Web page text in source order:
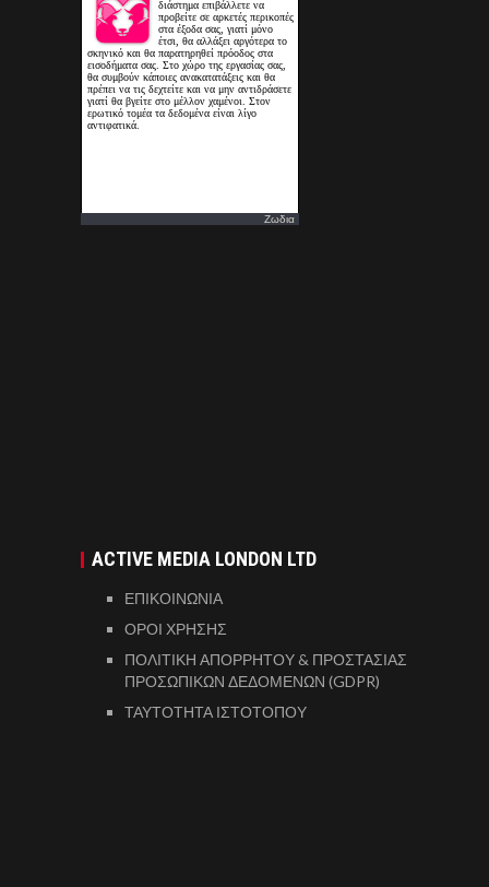
Ζωδια
ACTIVE MEDIA LONDON LTD
ΕΠΙΚΟΙΝΩΝΙΑ
ΟΡΟΙ ΧΡΗΣΗΣ
ΠΟΛΙΤΙΚΗ ΑΠΟΡΡΗΤΟΥ & ΠΡΟΣΤΑΣΙΑΣ
ΠΡΟΣΩΠΙΚΩΝ ΔΕΔΟΜΕΝΩΝ (GDPR)
ΤΑΥΤΟΤΗΤΑ ΙΣΤΟΤΟΠΟΥ